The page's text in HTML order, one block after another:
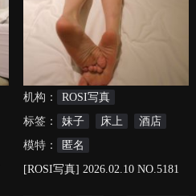
机构：
ROSI写真
标签：
妹子 床上
酒店
模特：
匿名
[ROSI写真] 2026.02.10 NO.5181